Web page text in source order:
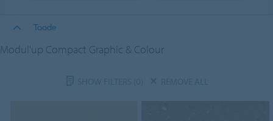
Toode
Modul'up Compact Graphic & Colour